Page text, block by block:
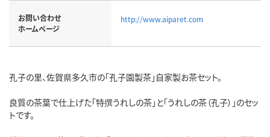
お問い合わせ
ホームページ
http://www.aiparet.com
孔子の里、佐賀県多久市の「孔子園製茶」自家製お茶セット。
良質の茶葉で仕上げた「特撰うれしの茶」と「うれしの茶（孔子）」のセッ
トです。